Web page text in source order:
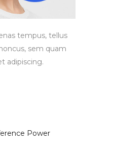
tempus, tellus
sem quam
adipiscing.
Power